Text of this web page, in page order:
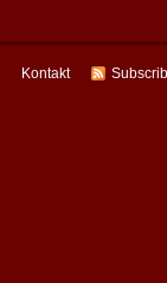
Kontakt